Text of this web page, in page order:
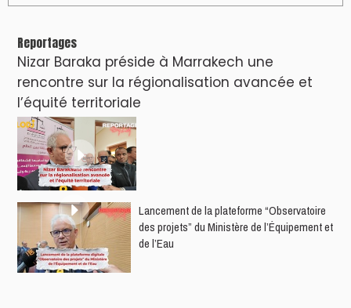
Reportages
Nizar Baraka préside à Marrakech une
rencontre sur la régionalisation avancée et
l’équité territoriale
​Lancement de la plateforme “Observatoire
des projets” du Ministère de l’Équipement et
de l’Eau